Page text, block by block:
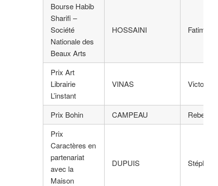
Bourse Habib
Sharifi –
Société
Nationale des
Beaux Arts
HOSSAINI Fatimah
Prix Art
Librairie
L’instant
VINAS Victoria
Prix Bohin CAMPEAU
Rebecca
Prix
Caractères en
partenariat
avec la
Maison
DUPUIS Stéphane